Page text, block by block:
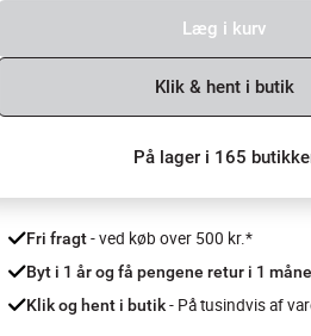
Læg i kurv
Klik & hent i butik
På lager i 165
Fri fragt - ved køb over 500 kr.*
Byt i 1 år og få pengene retur i 1
Klik og hent i butik - På tusindvis af